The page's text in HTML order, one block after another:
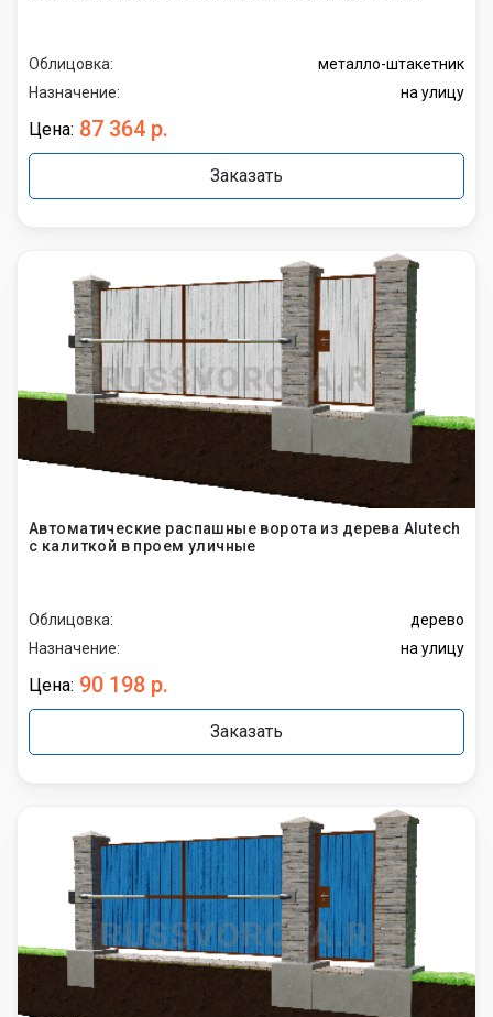
Облицовка:
металло-штакетник
Назначение:
на улицу
Цена: 87 364 р.
Заказать
Автоматические распашные ворота из дерева Alutech
с калиткой в проем уличные
Облицовка:
дерево
Назначение:
на улицу
Цена: 90 198 р.
Заказать